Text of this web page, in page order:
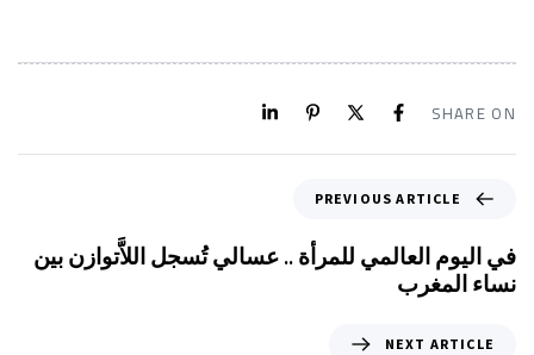
SHARE ON
PREVIOUS ARTICLE
في اليوم العالمي للمرأة .. عسالي تُسجل اللاَّتوازن بين
نساء المغرب
NEXT ARTICLE